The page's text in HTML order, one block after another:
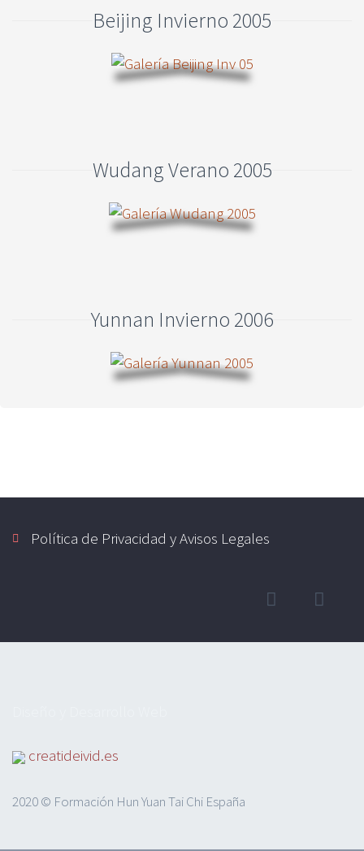
Beijing Invierno 2005
Wudang Verano 2005
Yunnan Invierno 2006
Política de Privacidad y Avisos Legales
creatideivid.es
2020 © Formación Hun Yuan Tai Chi España